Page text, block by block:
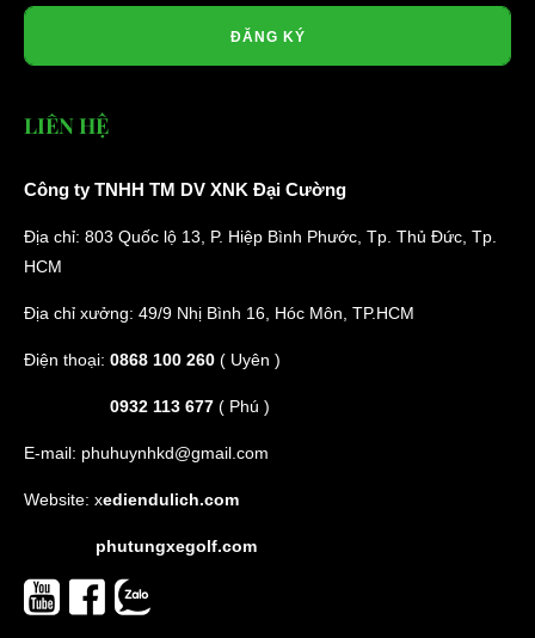
ĐĂNG KÝ
LIÊN HỆ
Công ty TNHH TM DV XNK Đại Cường
Địa chỉ: 803 Quốc lộ 13, P. Hiệp Bình Phước, Tp. Thủ Đức, Tp.
HCM
Địa chỉ xưởng: 49/9 Nhị Bình 16, Hóc Môn, TP.HCM
Điện thoại: 0868 100 260 ( Uyên )
0932 113 677 ( Phú )
E-mail: phuhuynhkd@gmail.com
Website: xediendulich.com
phutungxegolf.com